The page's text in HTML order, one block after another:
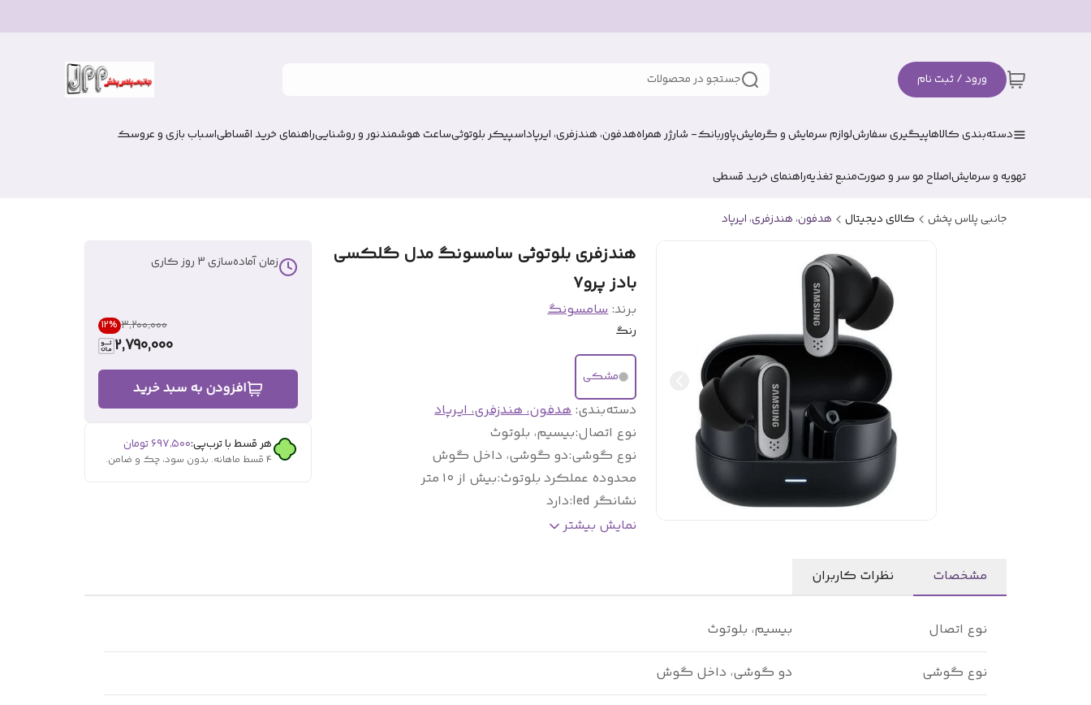
ورود / ثبت نام جستجو در محصولات
دسته‌بندی کالاهاپیگیری سفارشلوازم سرمایش و گرمایشپاوربانک- شارژر همراههدفون، هندزفری، ایرپاداسپیکر بلوتوثیساعت هوشمندنور و روشناییراهنمای خرید اقساطیاسباب بازی و عروسک
تهویه و سرمایشاصلاح مو سر و صورتمنبع تغذیهراهنمای خرید قسطی
جانبی پلاس پخش کالای دیجیتال هدفون، هندزفری، ایرپاد
هندزفری بلوتوثی سامسونگ مدل گلکسی
بادز پرو۷
برند:سامسونگ
رنگ
مشکی
دسته‌بندی:هدفون، هندزفری، ایرپاد
نوع اتصال:بیسیم، بلوتوث
نوع گوشی:دو گوشی، داخل گوش
محدوده عملکرد بلوتوث:بیش از ۱۰ متر
نشانگر led
:دارد
درگاه شارژ:تایپ سی TypeC
نوع کالا:هایکپی
نمایش بیشتر
زمان آماده‌سازی3 روز کاری
۳٬۲۰۰٬۰۰۰ 12%
2,790,000
افزودن به سبد خرید
هر قسط با ترب‌پی:۶۹۷٬۵۰۰تومان
۴ قسط ماهانه. بدون سود، چک و ضامن.
مشخصات نظرات کاربران
نوع اتصال بیسیم، بلوتوث
نوع گوشی دو گوشی، داخل گوش